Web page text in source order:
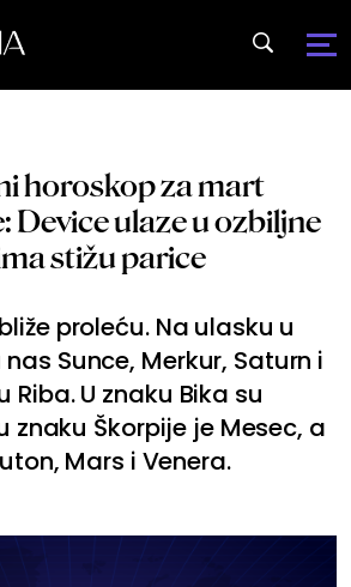
horoskop za mart
Device ulaze u ozbiljne
stižu parice
proleću. Na ulasku u
Sunce, Merkur, Saturn i
Riba. U znaku Bika su
znaku Škorpije je Mesec, a
Mars i Venera.